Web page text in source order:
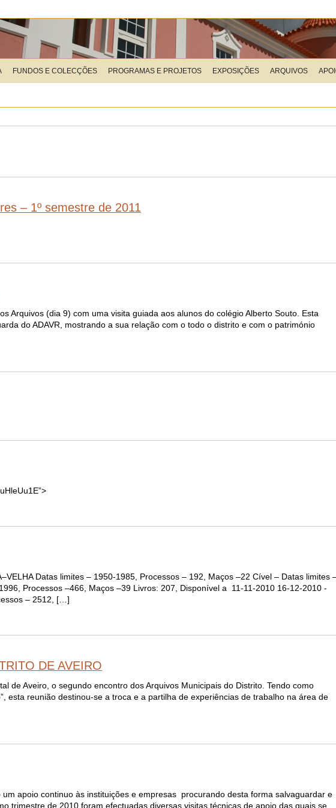
FUNDOS E COLECÇÕES PROGRAMAS E PROJETOS EXPOSIÇÕES ARQUIVOS
– 1º semestre de 2011
Arquivos (dia 9) com uma visita guiada aos alunos do colégio Alberto Souto. Esta
do ADAVR, mostrando a sua relação com o todo o distrito e com o património
Datas limites – 1950-1985, Processos – 192, Maços –22 Cível – Datas limites
Processos –466, Maços –39 Livros: 207, Disponível a 11-11-2010 16-12-2010 -
– 2512, […]
DE AVEIRO
de Aveiro, o segundo encontro dos Arquivos Municipais do Distrito. Tendo como
esta reunião destinou-se a troca e a partilha de experiências de trabalho na área de
apoio continuo às instituições e empresas procurando desta forma salvaguardar e
trimestre de 2010 foram efectuadas diversas visitas técnicas de apoio das quais se